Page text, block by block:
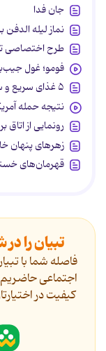
جان فدا
نماز لیله
طرح اختصاصی
فومو؛ غول
۵ غذای سریع و سالم برای طبیعت‌گردی
نتیجه حمله
رونمایی از اتاق
زهرهای پنهان
قهرمان‌های
تبیان را
فاصله شما با
اجتماعی حاضریم
کیفیت در